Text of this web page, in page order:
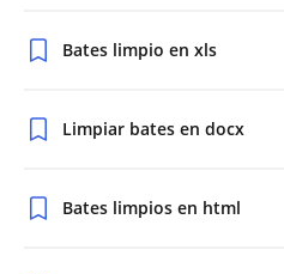
Bates limpio en xls
Limpiar bates en docx
Bates limpios en html